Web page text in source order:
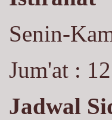
Senin-
Jum'at :
Jadwal